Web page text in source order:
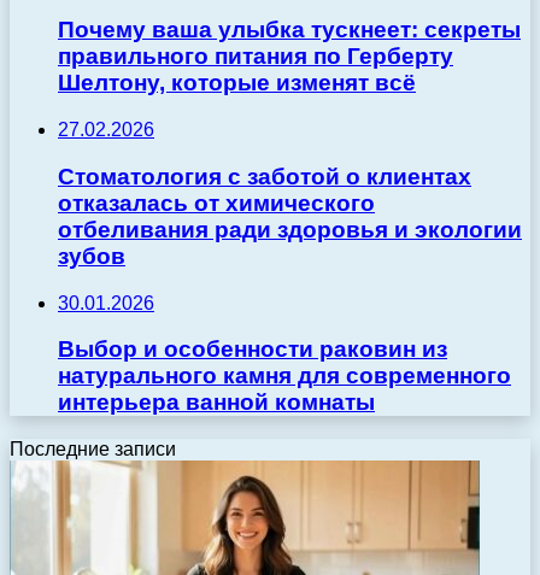
Почему ваша улыбка тускнеет: секреты
правильного питания по Герберту
Шелтону, которые изменят всё
27.02.2026
Стоматология с заботой о клиентах
отказалась от химического
отбеливания ради здоровья и экологии
зубов
30.01.2026
Выбор и особенности раковин из
натурального камня для современного
интерьера ванной комнаты
Последние записи